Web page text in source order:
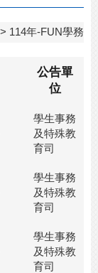
114年-FUN學務
公告單
位
學生事務
及特殊教
育司
學生事務
及特殊教
育司
學生事務
及特殊教
育司